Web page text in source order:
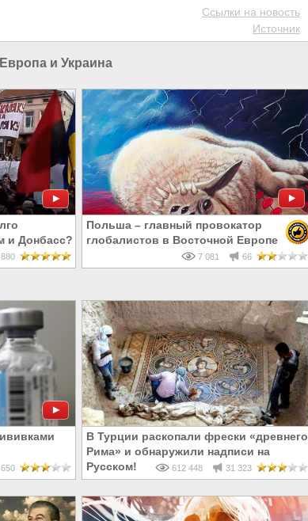
Ссылки на новость
Источник
Европа и Украина
и Донбасс?
880
Польша – главный провокатор
глобалистов в Восточной Европе
7 081 66
В Турции раскопали фрески «древнего
Рима» и обнаружили надписи на
Русском!
612 448 31 323